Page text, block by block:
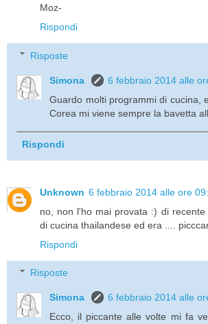
Moz-
Rispondi
Risposte
Simona
6 febbraio 2014 alle
Guardo molti programmi di cucina,
Corea mi viene sempre la bavetta
Rispondi
Unknown 6 febbraio 2014 alle ore
no, non l'ho mai provata :) di
di cucina thailandese ed era ....
Rispondi
Risposte
Simona
6 febbraio 2014 alle
Ecco, il piccante alle volte mi fa